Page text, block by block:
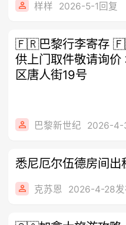
样样 2026-5-1回复
🇫🇷巴黎行李寄存
供上门取件敬请询价
区唐人街19号
巴黎新世纪 2026-4-
悉尼厄尔伍德房间出
克苏恩 2026-4-28发